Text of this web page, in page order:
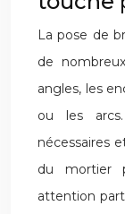
La pose de
de
angles, les
ou les
nécessaires
du mortier
attention